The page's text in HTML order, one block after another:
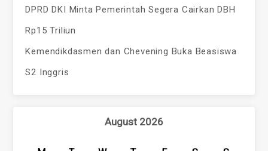
DPRD DKI Minta Pemerintah Segera Cairkan DBH
Rp15 Triliun
Kemendikdasmen dan Chevening Buka Beasiswa
S2 Inggris
August 2026